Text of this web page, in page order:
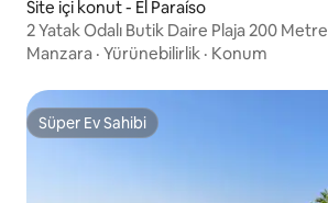
Site içi konut - El Paraíso
2 Yatak Odalı Butik Daire Plaja 200 Metre
Manzara · Yürünebilirlik · Konum
Süper Ev Sahibi
Süper Ev Sahibi